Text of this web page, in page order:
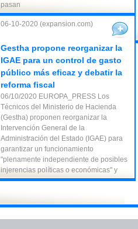
pasan
06-10-2020 (expansion.com)
Gestha propone reorganizar la
IGAE para un control de gasto
público más eficaz y debatir la
reforma fiscal
06/10/2020 EUROPA_PRESS Los
Técnicos del Ministerio de Hacienda
(Gestha) proponen reorganizar la
Intervención General de la
Administración del Estado (IGAE) para
garantizar un funcionamiento
"plenamente independiente de posibles
injerencias políticas o económicas" y